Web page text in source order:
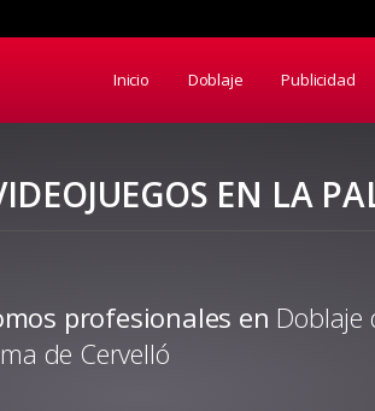
Inicio Doblaje Publicidad
EN LA
profesionales en Doblaje
de Cervelló